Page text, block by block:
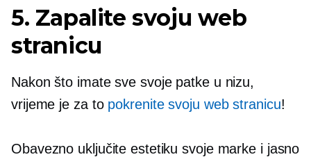
5. Zapalite svoju web
stranicu
Nakon što imate sve svoje patke u nizu,
vrijeme je za to pokrenite svoju web stranicu!
Obavezno uključite estetiku svoje marke i jasno